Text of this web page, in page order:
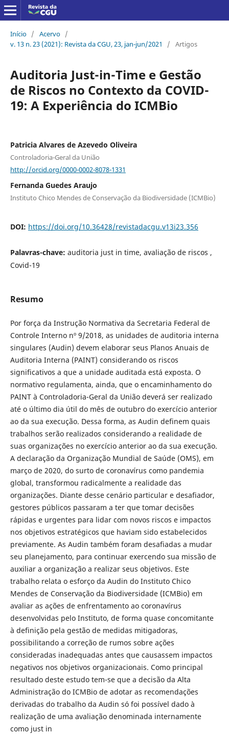
Início / Acervo /
v. 13 n. 23 (2021): Revista da CGU, 23, jan-jun/2021
/ Artigos
Auditoria Just-in-Time e Gestão
de Riscos no Contexto da COVID-
19: A Experiência do ICMBio
Patricia Alvares de Azevedo Oliveira
Controladoria-Geral da União
http://orcid.org/0000-0002-8078-1331
Fernanda Guedes Araujo
Instituto Chico Mendes de Conservação da Biodiversidade (ICMBio)
DOI: https://doi.org/10.36428/revistadacgu.v13i23.356
Palavras-chave: auditoria just in time, avaliação de riscos ,
Covid-19
Resumo
Por força da Instrução Normativa da Secretaria Federal de
Controle Interno nº 9/2018, as unidades de auditoria interna
singulares (Audin) devem elaborar seus Planos Anuais de
Auditoria Interna (PAINT) considerando os riscos
significativos a que a unidade auditada está exposta. O
normativo regulamenta, ainda, que o encaminhamento do
PAINT à Controladoria-Geral da União deverá ser realizado
até o último dia útil do mês de outubro do exercício anterior
ao da sua execução. Dessa forma, as Audin definem quais
trabalhos serão realizados considerando a realidade de
suas organizações no exercício anterior ao da sua execução.
A declaração da Organização Mundial de Saúde (OMS), em
março de 2020, do surto de coronavírus como pandemia
global, transformou radicalmente a realidade das
organizações. Diante desse cenário particular e desafiador,
gestores públicos passaram a ter que tomar decisões
rápidas e urgentes para lidar com novos riscos e impactos
nos objetivos estratégicos que haviam sido estabelecidos
previamente. As Audin também foram desafiadas a mudar
seu planejamento, para continuar exercendo sua missão de
auxiliar a organização a realizar seus objetivos. Este
trabalho relata o esforço da Audin do Instituto Chico
Mendes de Conservação da Biodiversidade (ICMBio) em
avaliar as ações de enfrentamento ao coronavírus
desenvolvidas pelo Instituto, de forma quase concomitante
à definição pela gestão de medidas mitigadoras,
possibilitando a correção de rumos sobre ações
consideradas inadequadas antes que causassem impactos
negativos nos objetivos organizacionais. Como principal
resultado deste estudo tem-se que a decisão da Alta
Administração do ICMBio de adotar as recomendações
derivadas do trabalho da Audin só foi possível dado à
realização de uma avaliação denominada internamente
como just in